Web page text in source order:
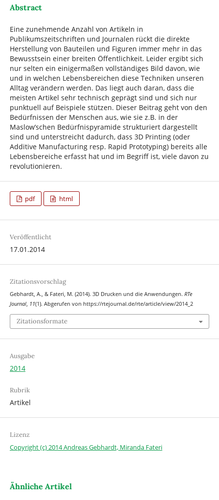
Abstract
Eine zunehmende Anzahl von Artikeln in
Publikumszeitschriften und Journalen rückt die direkte
Herstellung von Bauteilen und Figuren immer mehr in das
Bewusstsein einer breiten Öffentlichkeit. Leider ergibt sich
nur selten ein einigermaßen vollständiges Bild davon, wie
und in welchen Lebensbereichen diese Techniken unseren
Alltag verändern werden. Das liegt auch daran, dass die
meisten Artikel sehr technisch geprägt sind und sich nur
punktuell auf Beispiele stützen. Dieser Beitrag geht von den
Bedürfnissen der Menschen aus, wie sie z.B. in der
Maslow’schen Bedürfnispyramide strukturiert dargestellt
sind und unterstreicht dadurch, dass 3D Printing (oder
Additive Manufacturing resp. Rapid Prototyping) bereits alle
Lebensbereiche erfasst hat und im Begriff ist, viele davon zu
revolutionieren.
pdf html
Veröffentlicht
17.01.2014
Zitationsvorschlag
Gebhardt, A., & Fateri, M. (2014). 3D Drucken und die Anwendungen. RTe
Journal, 11(1). Abgerufen von https://rtejournal.de/rte/article/view/2014_2
Zitationsformate
Ausgabe
2014
Rubrik
Artikel
Lizenz
Copyright (c) 2014 Andreas Gebhardt, Miranda Fateri
Ähnliche Artikel